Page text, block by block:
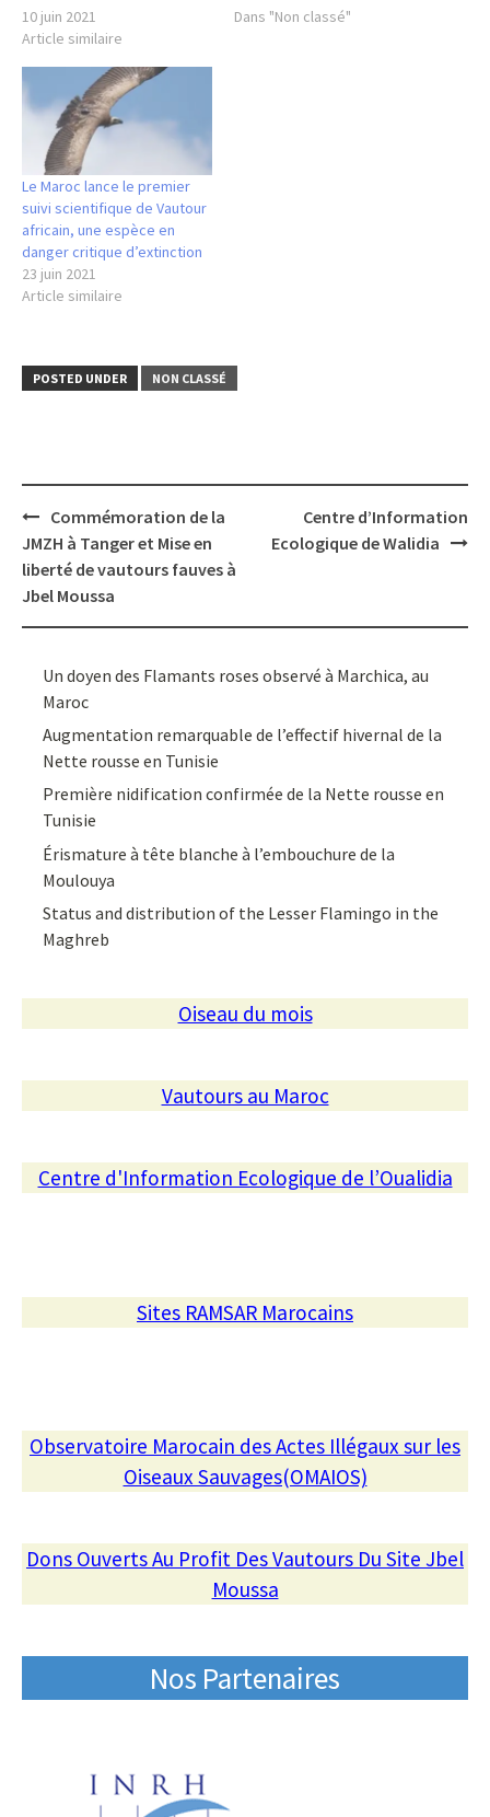
10 juin 2021
Article similaire
Forêts (DEF) en partenariat
Dans "Non classé"
Le Maroc lance le premier
suivi scientifique de Vautour
africain, une espèce en
danger critique d’extinction
23 juin 2021
Article similaire
POSTED UNDER NON CLASSÉ
Post
navigation
Commémoration de la
JMZH à Tanger et Mise en
liberté de vautours fauves à
Jbel Moussa
Centre d’Information
Ecologique de Walidia
Un doyen des Flamants roses observé à Marchica, au
Maroc
Augmentation remarquable de l’effectif hivernal de la
Nette rousse en Tunisie
Première nidification confirmée de la Nette rousse en
Tunisie
Érismature à tête blanche à l’embouchure de la
Moulouya
Status and distribution of the Lesser Flamingo in the
Maghreb
Oiseau du mois
Vautours au Maroc
Centre d'Information Ecologique de l’Oualidia
Sites RAMSAR Marocains
Observatoire Marocain des Actes Illégaux sur les
Oiseaux Sauvages(OMAIOS)
Dons Ouverts Au Profit Des Vautours Du Site Jbel
Moussa
Nos Partenaires